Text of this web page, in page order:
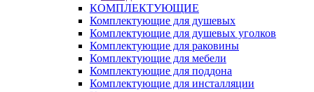
КОМПЛЕКТУЮЩИЕ
Комплектующие для душевых
Комплектующие для душевых уголков
Комплектующие для раковины
Комплектующие для мебели
Комплектующие для поддона
Комплектующие для инсталляции